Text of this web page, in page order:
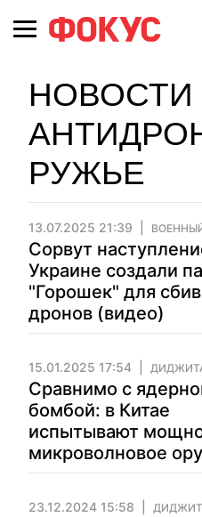
НОВОСТИ
РУЖЬЕ
13.07.2025 21:39
Сорвут
Украине создали
"Горошек" для
дронов (видео)
15.01.2025 17:54
Сравнимо с
бомбой: в Китае
испытывают
микроволновое
23.12.2024 15:58